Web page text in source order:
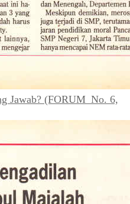
Jawab? (FORUM_No. 6,